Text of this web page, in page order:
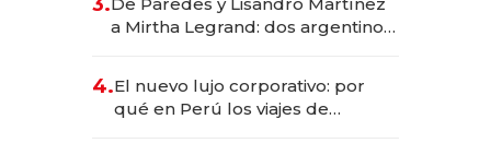
las marcas "fast premium"
a Mirtha Legrand: dos argentinos
4.El nuevo lujo corporativo: por
qué en Perú los viajes de